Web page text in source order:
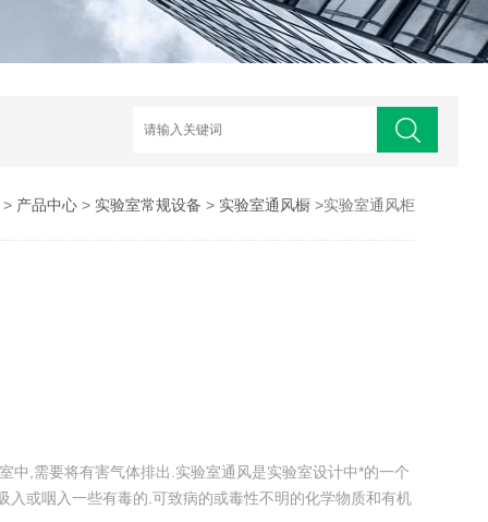
产品中心> 实验室常规设备 > 实验室通风橱>实验室通风柜
中,需要将有害气体排出.实验室通风是实验室设计中*的一个
入或咽入一些有毒的.可致病的或毒性不明的化学物质和有机